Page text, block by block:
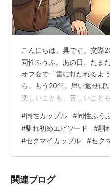
こんにちは、具です。交際
同性ふうふ。あの日、たま
オフ会で「雷に打たれるよ
ら、もう20年。思い返せば
楽しいことも、苦しいこと
にわたしたちの宝物です。
に、ふたりの馴れ初めにつ
います。 🌈出会いのきっか
衝撃 💌告白〜交際に至るま
在まで ✨今、こころから願
#同性カップル #同性ふう
#馴れ初めエピソード #馴
#セクマイカップル #セク
関連ブログ